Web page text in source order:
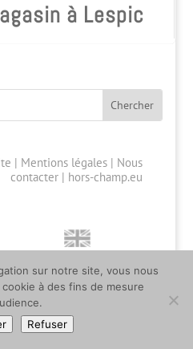
à Lespic
| Mentions légales | Nous
contacter | hors-champ.eu
sur notre site, vous nous
à des fins de mesure
Refuser